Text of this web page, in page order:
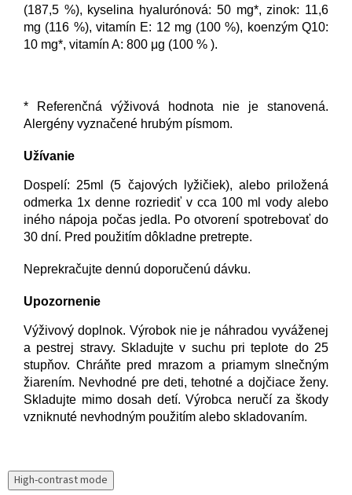
(187,5 %), kyselina hyalurónová: 50 mg*, zinok: 11,6
mg (116 %), vitamín E: 12 mg (100 %), koenzým Q10:
10 mg*, vitamín A: 800 μg (100 % ).
* Referenčná výživová hodnota nie je stanovená.
Alergény vyznačené hrubým písmom.
Užívanie
Dospelí: 25ml (5 čajových lyžičiek), alebo priložená
odmerka 1x denne rozriediť v cca 100 ml vody alebo
iného nápoja počas jedla. Po otvorení spotrebovať do
30 dní. Pred použitím dôkladne pretrepte.
Neprekračujte dennú doporučenú dávku.
Upozornenie
Výživový doplnok. Výrobok nie je náhradou vyváženej
a pestrej stravy. Skladujte v suchu pri teplote do 25
stupňov. Chráňte pred mrazom a priamym slnečným
žiarením. Nevhodné pre deti, tehotné a dojčiace ženy.
Skladujte mimo dosah detí. Výrobca neručí za škody
vzniknuté nevhodným použitím alebo skladovaním.
High-contrast mode